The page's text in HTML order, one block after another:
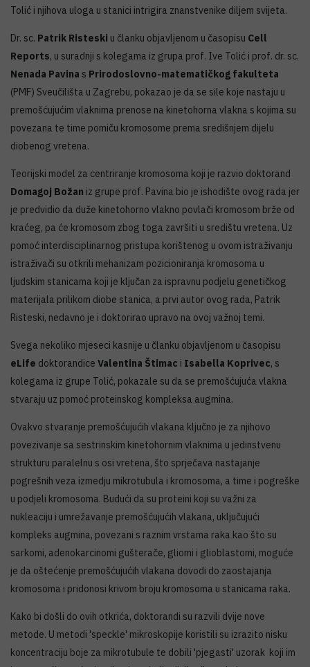
Tolić i njihova uloga u stanici intrigira znanstvenike diljem svijeta.
Dr. sc. Patrik Risteski u članku objavljenom u časopisu Cell
Reports, u suradnji s kolegama iz grupa prof. Ive Tolić i prof. dr. sc.
Nenada Pavina s Prirodoslovno-matematičkog fakulteta
(PMF) Sveučilišta u Zagrebu, pokazao je da se sile koje nastaju u
premošćujućim vlaknima prenose na kinetohorna vlakna s kojima su
povezana te time pomiču kromosome prema središnjem dijelu
diobenog vretena.
Teorijski model za centriranje kromosoma koji je razvio doktorand
Domagoj Božan iz grupe prof. Pavina bio je ishodište ovog rada jer
je predvidio da duže kinetohorno vlakno povlači kromosom brže od
kraćeg, pa će kromosom zbog toga završiti u središtu vretena. Uz
pomoć interdisciplinarnog pristupa korištenog u ovom istraživanju
istraživači su otkrili mehanizam pozicioniranja kromosoma u
ljudskim stanicama koji je ključan za ispravnu podjelu genetičkog
materijala prilikom diobe stanica, a prvi autor ovog rada, Patrik
Risteski, nedavno je i doktorirao upravo na ovoj važnoj temi.
Svega nekoliko mjeseci kasnije u članku objavljenom u časopisu
eLife doktorandice Valentina Štimac i Isabella Koprivec, s
kolegama iz grupe Tolić, pokazale su da se premošćujuća vlakna
stvaraju uz pomoć proteinskog kompleksa augmina.
Ovakvo stvaranje premošćujućih vlakana ključno je za njihovo
povezivanje sa sestrinskim kinetohornim vlaknima u jedinstvenu
strukturu paralelnu s osi vretena, što sprječava nastajanje
pogrešnih veza izmedju mikrotubula i kromosoma, a time i pogreške
u podjeli kromosoma. Budući da su proteini koji su važni za
nukleaciju i umrežavanje premošćujućih vlakana, uključujući
kompleks augmina, povezani s raznim vrstama raka kao što su
sarkomi, adenokarcinomi gušterače, gliomi i glioblastomi, moguće
je da oštećenje premošćujućih vlakana dovodi do zaostajanja
kromosoma i pridonosi krivom broju kromosoma u stanicama raka.
Kako bi došli do ovih otkrića, doktorandi su razvili dvije nove
metode. U metodi 'speckle' mikroskopije koristili su izrazito nisku
koncentraciju boje za mikrotubule te dobili 'pjegasti' uzorak koji im